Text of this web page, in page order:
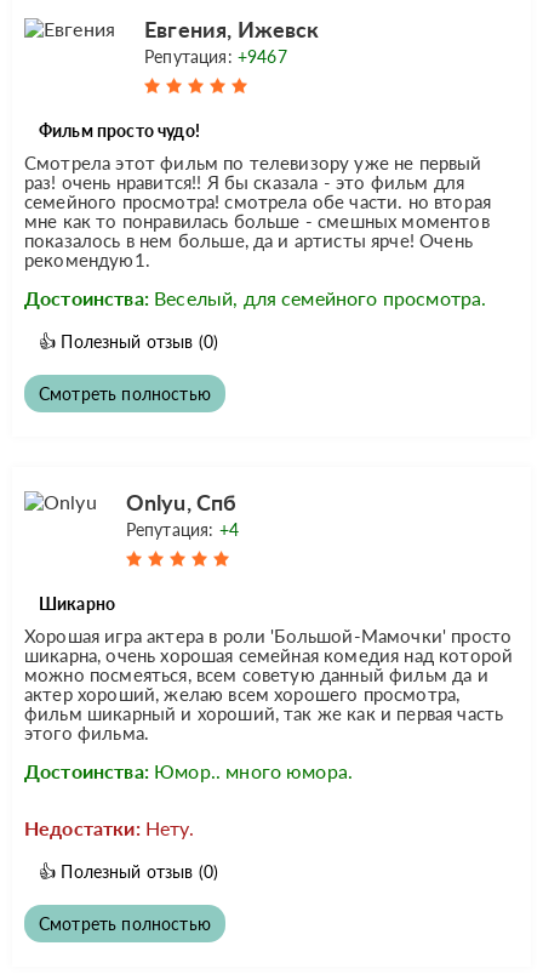
Евгения, Ижевск
Репутация: +9467
Фильм просто чудо!
Смотрела этот фильм по телевизору уже не первый
раз! очень нравится!! Я бы сказала - это фильм для
семейного просмотра! смотрела обе части. но вторая
мне как то понравилась больше - смешных моментов
показалось в нем больше, да и артисты ярче! Очень
рекомендую1.
Достоинства: Веселый, для семейного просмотра.
👍 Полезный отзыв (0)
Смотреть полностью
Onlyu, Спб
Репутация: +4
Шикарно
Хорошая игра актера в роли 'Большой-Мамочки' просто
шикарна, очень хорошая семейная комедия над которой
можно посмеяться, всем советую данный фильм да и
актер хороший, желаю всем хорошего просмотра,
фильм шикарный и хороший, так же как и первая часть
этого фильма.
Достоинства: Юмор.. много юмора.
Недостатки: Нету.
👍 Полезный отзыв (0)
Смотреть полностью